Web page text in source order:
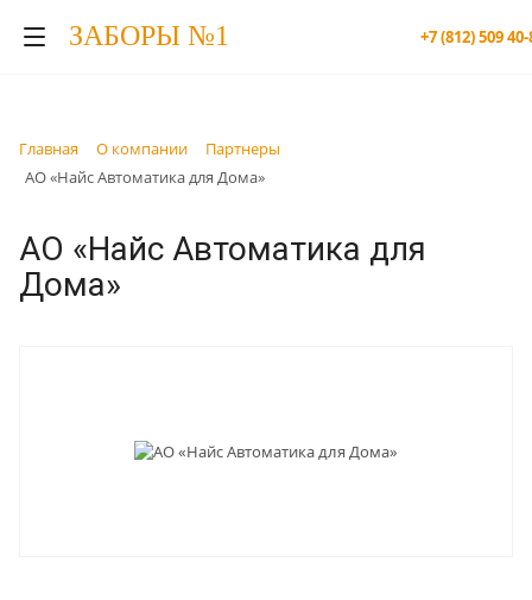
ЗАБОРЫ №1 +7 (812) 509
Главная О компании
Партнеры
АО «Найс Автоматика для Дома»
АО «Найс Автоматика для
Дома»